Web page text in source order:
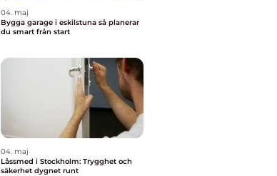
04. maj
Bygga garage i eskilstuna så planerar
du smart från start
04. maj
Låssmed i Stockholm: Trygghet och
säkerhet dygnet runt